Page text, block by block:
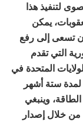
لتنفيذ هذا
يمكن
تسعى إلى رفع
التي تقدم
المتحدة في
لمدة ستة أشهر
وينبغي
من خلال إصدار